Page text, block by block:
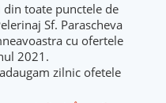
toate punctele de
Sf. Parascheva
cu ofertele
2021.
zilnic ofetele